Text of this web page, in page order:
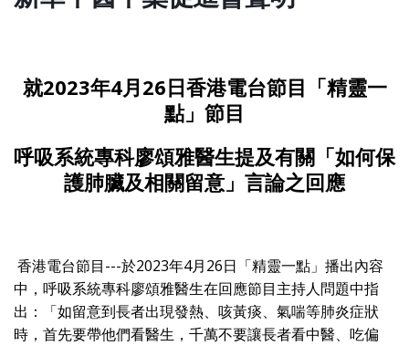
就2023年4月26日香港電台節目 「精靈一
點」節目
呼吸系統專科廖頌雅醫生提及有關「如何保
護肺臟及相關留意」言論之回應
香港電台節目---於2023年4月26日「精靈一點」播出內容
中，呼吸系統專科廖頌雅醫生在回應節目主持人問題中指
出：「如留意到長者出現發熱、咳黃痰、氣喘等肺炎症狀
時，首先要帶他們看醫生，千萬不要讓長者看中醫、吃偏